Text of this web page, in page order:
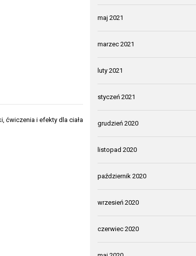
ćwiczenia i efekty dla ciała
maj 2021
marzec 2021
luty 2021
styczeń 2021
grudzień 2020
listopad 2020
październik 2020
wrzesień 2020
czerwiec 2020